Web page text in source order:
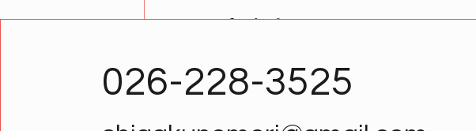
026-228-3525